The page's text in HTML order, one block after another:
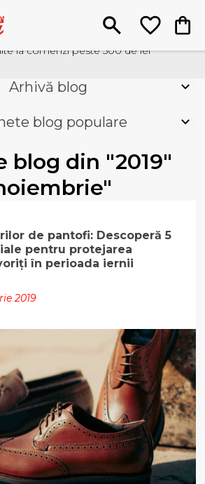
la comenzi peste 500 de lei
Arhivă blog
blog populare
blog din "2019"
de pantofi: Descoperă 5
pentru protejarea
în perioada iernii
2019